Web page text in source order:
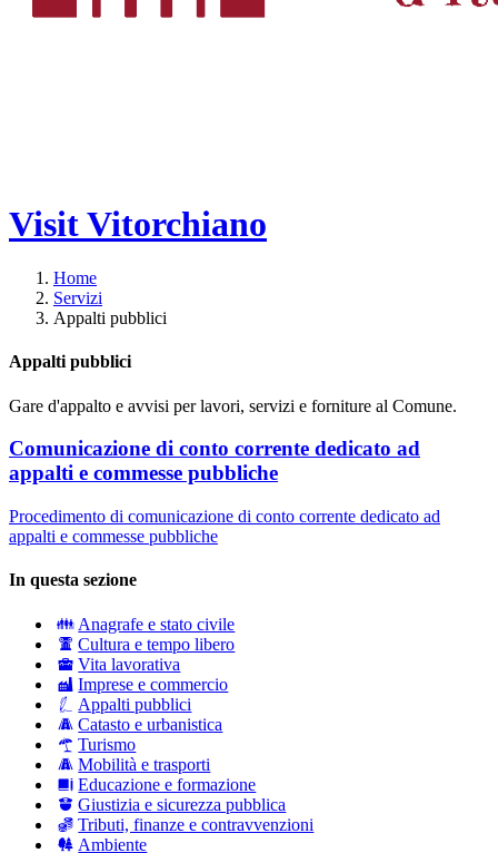
Visit Vitorchiano
Home
Servizi
Appalti pubblici
Appalti pubblici
Gare d'appalto e avvisi per lavori, servizi e forniture al Comune.
Comunicazione di conto corrente dedicato ad
appalti e commesse pubbliche
Procedimento di comunicazione di conto corrente dedicato ad
appalti e commesse pubbliche
In questa sezione
Anagrafe e stato civile
Cultura e tempo libero
Vita lavorativa
Imprese e commercio
Appalti pubblici
Catasto e urbanistica
Turismo
Mobilità e trasporti
Educazione e formazione
Giustizia e sicurezza pubblica
Tributi, finanze e contravvenzioni
Ambiente